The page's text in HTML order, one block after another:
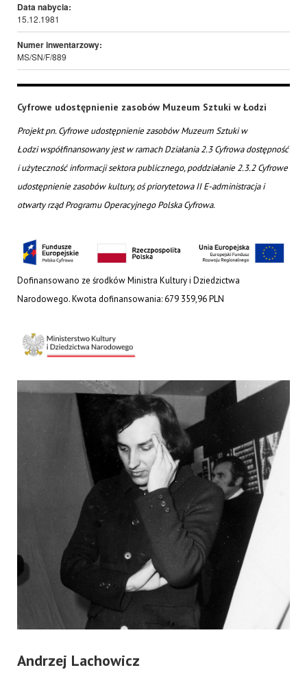
Data nabycia:
15.12.1981
Numer inwentarzowy:
MS/SN/F/889
Cyfrowe udostępnienie zasobów Muzeum Sztuki w Łodzi
Projekt pn. Cyfrowe udostępnienie zasobów Muzeum Sztuki w
Łodzi współfinansowany jest w ramach Działania 2.3 Cyfrowa dostępność
i użyteczność informacji sektora publicznego, poddziałanie 2.3.2 Cyfrowe
udostępnienie zasobów kultury, oś priorytetowa II E-administracja i
otwarty rząd Programu Operacyjnego Polska Cyfrowa.
Dofinansowano ze środków Ministra Kultury i Dziedzictwa
Narodowego. Kwota dofinansowania: 679 359,96 PLN
Andrzej Lachowicz